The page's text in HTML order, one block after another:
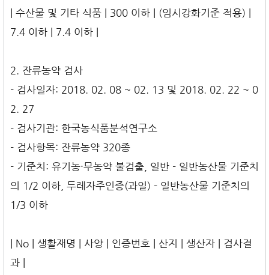
| 수산물 및 기타 식품 | 300 이하 | (임시강화기준 적용) |
7.4 이하 | 7.4 이하 |
2. 잔류농약 검사
- 검사일자: 2018. 02. 08 ~ 02. 13 및 2018. 02. 22 ~ 0
2. 27
- 검사기관: 한국농식품분석연구소
- 검사항목: 잔류농약 320종
- 기준치: 유기농·무농약 불검출, 일반 - 일반농산물 기준치
의 1/2 이하, 두레자주인증(과일) - 일반농산물 기준치의
1/3 이하
| No | 생활재명 | 사양 | 인증번호 | 산지 | 생산자 | 검사결
과 |